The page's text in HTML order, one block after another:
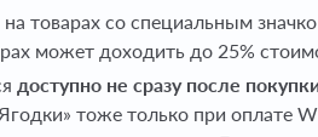
товарах со специальным
может доходить до 25%
доступно не сразу после
тоже только при оплате